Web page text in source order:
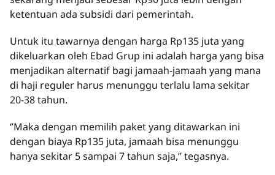
ketentuan ada subsidi dari pemerintah.
Untuk itu tawarnya dengan harga Rp135 juta yang
dikeluarkan oleh Ebad Grup ini adalah harga yang bisa
menjadikan alternatif bagi jamaah-jamaah yang mana
di haji reguler harus menunggu terlalu lama sekitar
20-38 tahun.
‘’Maka dengan memilih paket yang ditawarkan ini
dengan biaya Rp135 juta, jamaah bisa menunggu
hanya sekitar 5 sampai 7 tahun saja,’’ tegasnya.